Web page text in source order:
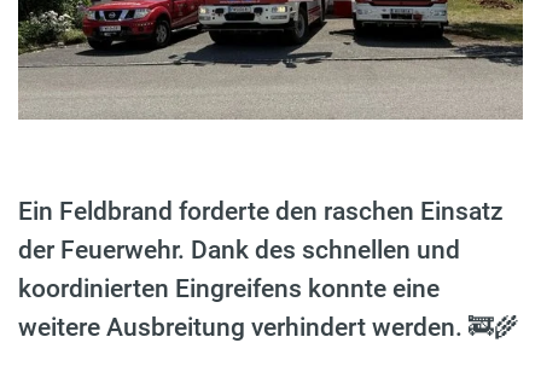
Ein Feldbrand forderte den raschen Einsatz
der Feuerwehr. Dank des schnellen und
koordinierten Eingreifens konnte eine
weitere Ausbreitung verhindert werden. 🚒🌾